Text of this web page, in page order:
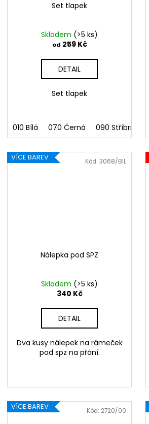
Set tlapek
Skladem (>5 ks)
od 259 Kč
DETAIL
Set tlapek
010 Bílá 070 Černá 090 Stříbrná
VÍCE BAREV
Nálepka pod SPZ
Skladem (>5 ks)
340 Kč
DETAIL
Dva kusy nálepek na rámeček
pod spz na přání.
Kód:3068/BIL
VÍCE BAREV Kód: 2720/00